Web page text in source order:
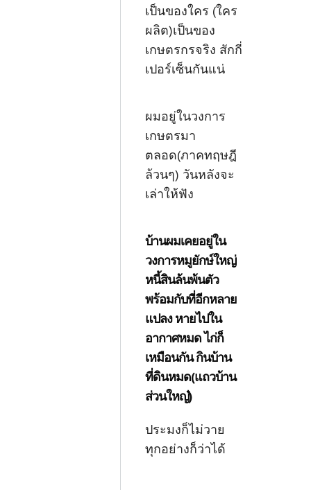
เป็นของใคร (ใคร
ผลิต)เป็นของ
เกษตรกรจริง สักกี่
เปอร์เซ็นกันแน่
ผมอยู่ในวงการ
เกษตรมา
ตลอด(ภาคทฤษฎี
ล้วนๆ) วันหลังจะ
เล่าให้ฟัง
บ้านผมเคยอยู่ใน
วงการหมูยักษ์ใหญ่
หนี้สินล้นพ้นตัว
พร้อมกับที่อีกหลาย
แปลง หายไปใน
อากาศหมด ไก่ก็
เหมือนกัน กินบ้าน
ที่ดินหมด(แถวบ้าน
ส่วนใหญ๋)
ประมงก็ไม่วาย
ทุกอย่างก็ว่าได้